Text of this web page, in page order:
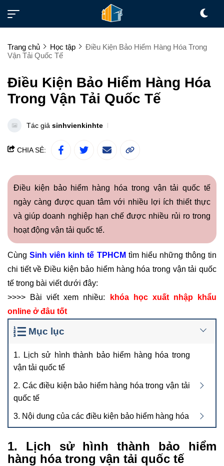
Trang chủ Học tập
Điều Kiện Bảo Hiểm Hàng Hóa Trong
Vận Tải Quốc Tế
Điều Kiện Bảo Hiểm Hàng Hóa
Trong Vận Tải Quốc Tế
Tác giả sinhvienkinhte
CHIA SẺ:
Điều kiện bảo hiểm hàng hóa trong vận tải quốc tế
ngày càng được quan tâm với nhiều lợi ích thiết thực
và giúp doanh nghiệp hạn chế được nhiều rủi ro trong
hoạt động vận tải quốc tế.
CùngSinh viên kinh tế TPHCM tìm hiểu những thông tin
chi tiết về Điều kiện bảo hiểm hàng hóa trong vận tải quốc
tế trong bài viết dưới đây:
>>>> Bài viết xem nhiều:
khóa học xuất nhập khẩu
online ở đâu tốt
Mục lục
1. Lịch sử hình thành bảo hiểm hàng hóa trong
vận tải quốc tế
2. Các điều kiện bảo hiểm hàng hóa trong vận tải
quốc tế
3. Nội dung của các điều kiện bảo hiểm hàng hóa
1. Lịch sử hình thành bảo hiểm
hàng hóa trong vận tải quốc tế